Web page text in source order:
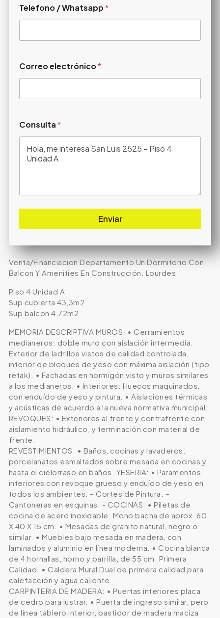
Telefono / Whatsapp*
Correo electrónico*
Consulta*
Enviar
Venta/Financiacion Departamento Un Dormitorio Con
Balcon Y Amenities En Construcción. Lourdes
Piso 4 Unidad A
Sup cubierta 43,3m2
Sup balcon 4,72m2
MEMORIA DESCRIPTIVA MUROS: • Cerramientos
medianeros: doble muro con aislación intermedia.
Exterior de ladrillos vistos de calidad controlada,
interior de bloques de yeso con máxima aislación (tipo
retak). • Fachadas en hormigón visto y muros similares
a los medianeros. • Interiores: Huecos maquinados,
con enduído de yeso y pintura. • Aislaciones térmicas
y acústicas de acuerdo a la nueva normativa municipal.
REVOQUES: • Exteriores al frente y contrafrente con
aislamiento hidráulico, y terminación con material de
frente.
REVESTIMIENTOS: • Baños, cocinas y lavaderos:
porcelanatos esmaltados sobre mesada en cocinas y
hasta el cielorraso en baños. YESERIA: • Paramentos
interiores con revoque grueso y enduído de yeso en
todos los ambientes. – Cortes de Pintura. –
Cantoneras en esquinas. - COCINAS: • Piletas de
cocina de acero inoxidable. Mono bacha de aprox. 60
X 40 X 15 cm. • Mesadas de granito natural, negro o
similar. • Muebles bajo mesada en madera, con
laminados y aluminio en línea moderna. • Cocina blanca
de 4 hornallas, horno y parrilla, de 55 cm. Primera
Calidad. • Caldera Mural Dual de primera calidad para
calefacción y agua caliente.
CARPINTERIA DE MADERA: • Puertas interiores placa
de cedro para lustrar. • Puerta de ingreso similar, pero
de línea tablero interior, bastidor de madera maciza